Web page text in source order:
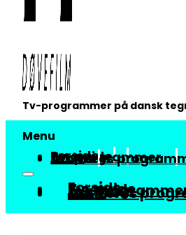
Tv-programmer på dansk
Menu
Forside
Tv-guide
Tv-programmer
Arkiv
Om vores
Forside
Tv-guide
Tv-
Arkiv
Om vores